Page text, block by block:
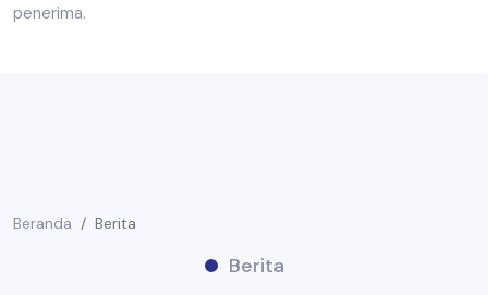
penerima.
Beranda Berita
Berita